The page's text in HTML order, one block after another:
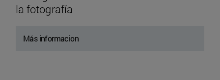
la fotografía
Más informacion